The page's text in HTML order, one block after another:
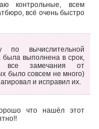
контрольные, всем
всё очень быстро
по вычислительной
была выполнена в срок,
все замечания от
было совсем не много)
и исправил их.
что нашёл этот